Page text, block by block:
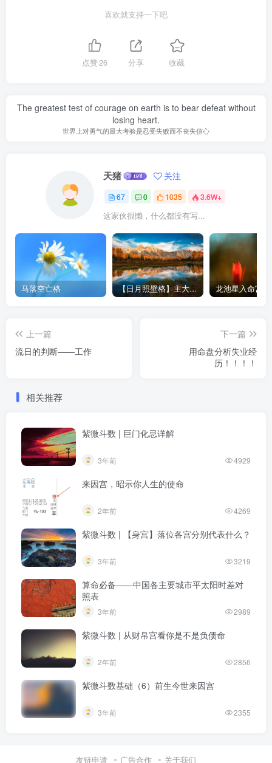
喜欢就支持一下吧
点赞26 分享 收藏
The greatest test of courage on earth is to bear defeat without
losing heart.
世界上对勇气的最大考验是忍受失败而不丧失信心
天猪 关注
67 0 1035 3.6W+
这家伙很懒，什么都没有写...
马落空亡格 【日月照壁格】主大富-紫微斗数格局
上一篇
流日的判断——工作
下一篇
用命盘分析失业经
历！！！！
相关推荐
紫微斗数 | 巨门化忌详解
3年前 4929
来因宫，昭示你人生的使命
2年前 4269
紫微斗数 | 【身宫】落位各宫分别代表什么？
3年前 3219
算命必备——中国各主要城市平太阳时差对
照表
3年前 2989
紫微斗数 | 从财帛宫看你是不是负债命
2年前 2856
紫微斗数基础（6）前生今世来因宫
3年前 2355
友链申请 广告合作 关于我们